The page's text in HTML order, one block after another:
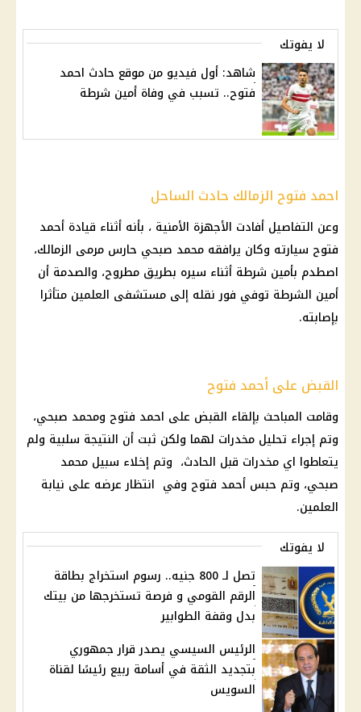
لا يفوتك
شاهد: أول فيديو من موقع حادث احمد
فتوح.. تسبب في وفاة أمين شرطة
احمد فتوح الزمالك حادث الساحل
وعن التفاصيل أفادت الأجهزة الأمنية ، بأنه أثناء قيادة أحمد
فتوح سيارته وكان يرافقه محمد صبحي حارس مرمى الزمالك،
اصطدم بأمين شرطة أثناء سيره بطريق مطروح، والصدمة أن
أمين الشرطة توفي فور نقله إلى مستشفى العلمين متأثرا
بإصابته.
القبض على أحمد فتوح
وقامت المباحث بإلقاء القبض على احمد فتوح ومحمد صبحي،
وتم إجراء تحليل مخدرات لهما ولكن ثبت أن النتيجة سلبية ولم
يتعاطوا اي مخدرات قبل الحادث، وتم إخلاء سبيل محمد
صبحي، وتم حبس أحمد فتوح وفي انتظار عرضه على نيابة
العلمين.
لا يفوتك
تصل لـ 800 جنيه.. رسوم استخراج بطاقة
الرقم القومي و فرصة تستخرجها من بيتك
بدل وقفة الطوابير
الرئيس السيسي يصدر قرار جمهوري
بتجديد الثقة في أسامة ربيع رئيسًا لقناة
السويس